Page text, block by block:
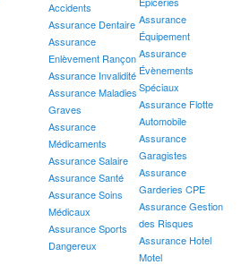
Assurance
Équipement
Assurance
Évènements
Spéciaux
Assurance Flotte
Automobile
Assurance
Garagistes
Assurance
Garderies CPE
Assurance Gestion
des Risques
Assurance Hotel
Motel
Accidents
Assurance Dentaire
Assurance
Enlèvement Rançon
Assurance Invalidité
Assurance Maladies
Graves
Assurance
Médicaments
Assurance Salaire
Assurance Santé
Assurance Soins
Médicaux
Assurance Sports
Dangereux